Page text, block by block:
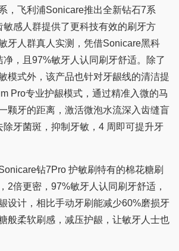
，飞利浦Sonicare推出全新钻石7系
敏感人群提供了更科技有效的刷牙方
牙人群真人实测，凭借Sonicare黑科
，且97%敏牙人认同刷牙舒适。除了
模式外，该产品也针对牙龈线的清洁提
Pro专业护龈模式，通过精准入微的马
颗牙的距离，激活微泡水流深入齿缝盲
除牙菌斑，抑制牙敏，4 周即可提升牙
钻7Pro 护敏刷特有的棉花糖刷
2倍更密，97%敏牙人认同刷牙舒适，
设计，相比手动牙刷能减少60%磨损牙
般柔软刷感，减压护龈，让敏牙人士也